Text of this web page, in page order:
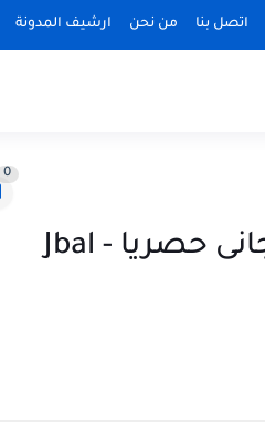
اتصل بنا من نحن ارشيف المدونة
0
مسلسل جبل لحمر الحلقة الأولى كاملة و مجانى حصريا - Jbal